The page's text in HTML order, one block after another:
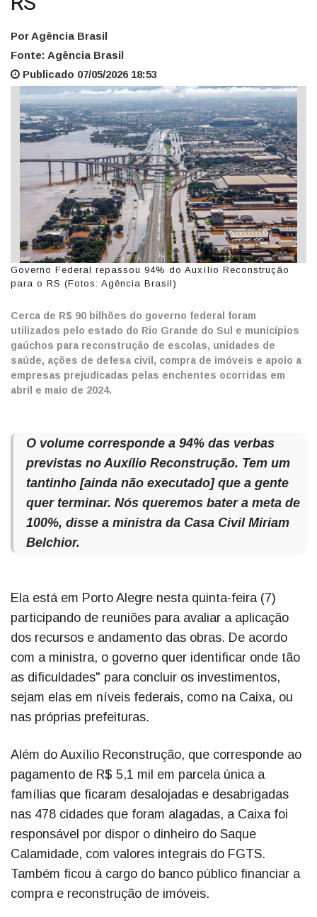
Por Agência Brasil
Fonte: Agência Brasil
Publicado 07/05/2026 18:53
Governo Federal repassou 94% do Auxílio Reconstrução
para o RS (Fotos: Agência Brasil)
Cerca de R$ 90 bilhões do governo federal foram
utilizados pelo estado do Rio Grande do Sul e municípios
gaúchos para reconstrução de escolas, unidades de
saúde, ações de defesa civil, compra de imóveis e apoio a
empresas prejudicadas pelas enchentes ocorridas em
abril e maio de 2024.
O volume corresponde a 94% das verbas
previstas no Auxílio Reconstrução. Tem um
tantinho [ainda não executado] que a gente
quer terminar. Nós queremos bater a meta de
100%, disse a ministra da Casa Civil Miriam
Belchior.
Ela está em Porto Alegre nesta quinta-feira (7)
participando de reuniões para avaliar a aplicação
dos recursos e andamento das obras. De acordo
com a ministra, o governo quer identificar onde tão
as dificuldades" para concluir os investimentos,
sejam elas em níveis federais, como na Caixa, ou
nas próprias prefeituras.
Além do Auxílio Reconstrução, que corresponde ao
pagamento de R$ 5,1 mil em parcela única a
famílias que ficaram desalojadas e desabrigadas
nas 478 cidades que foram alagadas, a Caixa foi
responsável por dispor o dinheiro do Saque
Calamidade, com valores integrais do FGTS.
Também ficou à cargo do banco público financiar a
compra e reconstrução de imóveis.